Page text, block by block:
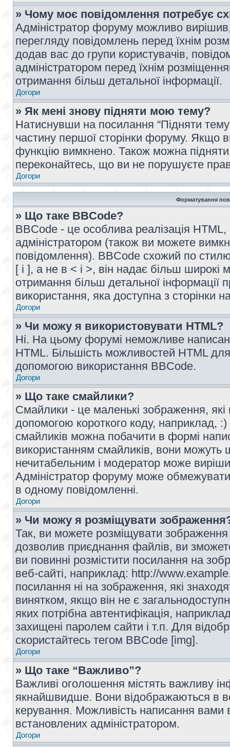
» Чому моє повідомлення потребує
Адміністратор форуму можливо
перегляду повідомлень перед їхнім
додав вас до групи користувачів,
адміністратором перед їхнім
отримання більш детальної інформації.
Догори
» Як мені знову підняти мою тему?
Натиснувши на посилання “Підняти
частину першої сторінки форуму. Якщо
функцію вимкнено. Також можна
переконайтесь, що ви не порушуєте
Догори
Форматування
» Що таке BBCode?
BBCode - це особлива реалізація
адміністратором (також ви можете
повідомлення). BBCode схожий по
[ і ], а не в < і >, він надає більш
отримання більш детальної інформації
використання, яка доступна з сторінки
Догори
» Чи можу я використовувати HTML?
Ні. На цьому форумі неможливе
HTML. Більшість можливостей HTML
допомогою використання BBCode.
Догори
» Що таке смайлики?
Смайлики - це маленькі зображення, які
допомогою короткого коду, наприклад,
смайликів можна побачити в формі
використанням смайликів, вони
нечитабельним і модератор може
Адміністратор форуму може обмежувати
в одному повідомленні.
Догори
» Чи можу я розміщувати
Так, ви можете розміщувати
дозволив приєднання файлів, ви
ви повинні розмістити посилання на
веб-сайті, наприклад: http://
посилання ні на зображення, які
винятком, якщо він не є
яких потрібна автентифікація,
захищені паролем сайти і т.п. Для
скористайтесь тегом BBCode [img].
Догори
» Що таке “Важливо”?
Важливі оголошення містять важливу
якнайшвидше. Вони відображаються в
керування. Можливість написання
встановлених адміністратором.
Догори